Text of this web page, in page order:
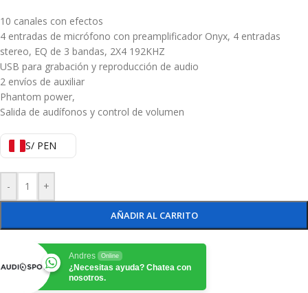
10 canales con efectos
4 entradas de micrófono con preamplificador Onyx, 4 entradas
stereo, EQ de 3 bandas, 2X4 192KHZ
USB para grabación y reproducción de audio
2 envíos de auxiliar
Phantom power,
Salida de audífonos y control de volumen
S/ PEN
- +
AÑADIR AL CARRITO
Andres Online
¿Necesitas ayuda? Chatea con
nosotros.